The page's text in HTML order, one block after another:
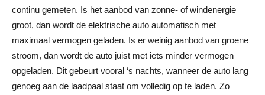
continu gemeten. Is het aanbod van zonne- of windenergie
groot, dan wordt de elektrische auto automatisch met
maximaal vermogen geladen. Is er weinig aanbod van groene
stroom, dan wordt de auto juist met iets minder vermogen
opgeladen. Dit gebeurt vooral ‘s nachts, wanneer de auto lang
genoeg aan de laadpaal staat om volledig op te laden. Zo